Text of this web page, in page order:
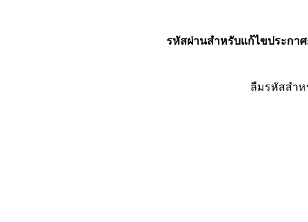
รหัสผ่านสำหรับแก้ไขประกาศ
ลืมรหัสสำ